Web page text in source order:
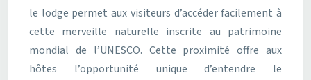
le lodge permet aux visiteurs d’accéder facilement à
cette merveille naturelle inscrite au patrimoine
mondial de l’UNESCO. Cette proximité offre aux
hôtes l’opportunité unique d’entendre le